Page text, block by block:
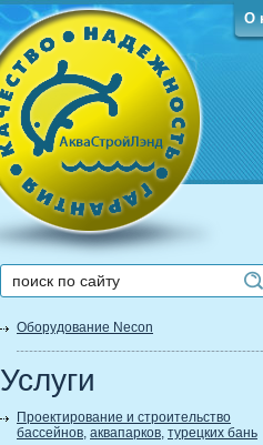
О
Оборудование Necon
Услуги
Проектирование и строительство
бассейнов, аквапарков, турецких бань